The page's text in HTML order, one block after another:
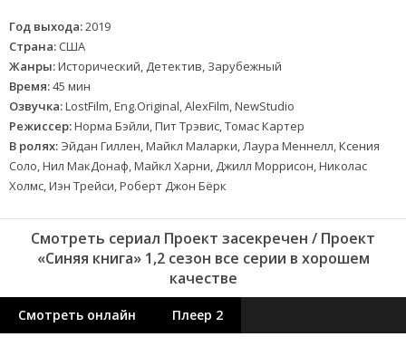
Год выхода:2019
Страна: США
Жанры:Исторический, Детектив, Зарубежный
Время:45 мин
Озвучка:LostFilm, Eng.Original, AlexFilm, NewStudio
Режиссер:Норма Бэйли, Пит Трэвис, Томас Картер
В ролях: Эйдан Гиллен, Майкл Маларки, Лаура Меннелл, Ксения
Соло, Нил МакДонаф, Майкл Харни, Джилл Моррисон, Николас
Холмс, Иэн Трейси, Роберт Джон Бёрк
Смотреть сериал Проект засекречен / Проект
«Синяя книга» 1,2 сезон все серии в хорошем
качестве
Смотреть онлайн Плеер 2